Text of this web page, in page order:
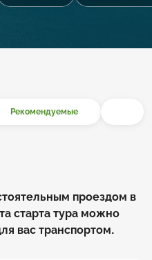
Рекомендуемые
проездом в
старта тура можно
вас транспортом.